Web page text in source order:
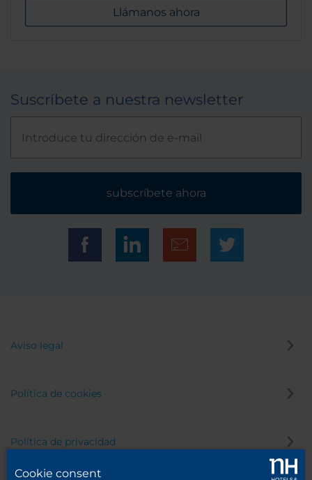
Llámanos ahora
Suscríbete a nuestra newsletter
subscríbete ahora
Aviso legal
Política de cookies
Política de privacidad
Cookie consent